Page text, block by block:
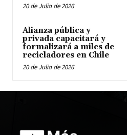
20 de Julio de 2026
Alianza pública y
privada capacitará y
formalizará a miles de
recicladores en Chile
20 de Julio de 2026